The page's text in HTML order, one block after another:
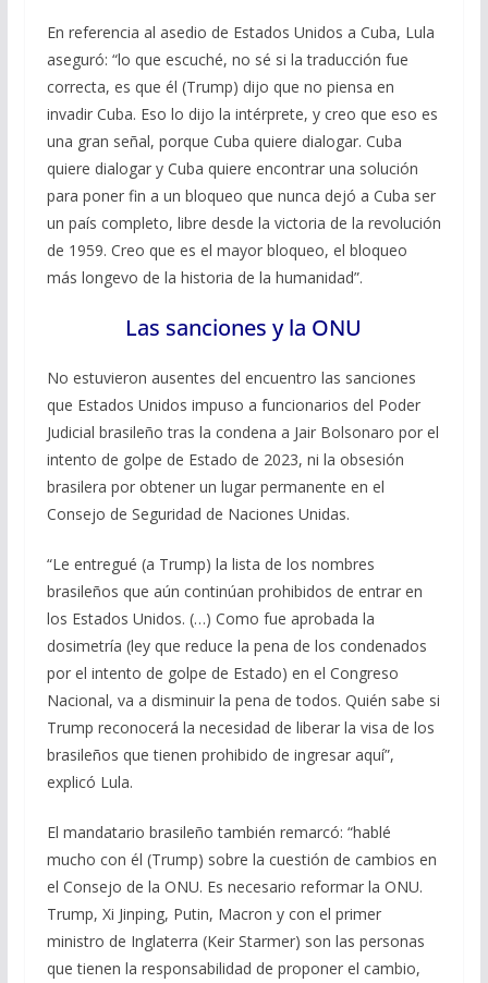
En referencia al asedio de Estados Unidos a Cuba, Lula
aseguró: “lo que escuché, no sé si la traducción fue
correcta, es que él (Trump) dijo que no piensa en
invadir Cuba. Eso lo dijo la intérprete, y creo que eso es
una gran señal, porque Cuba quiere dialogar. Cuba
quiere dialogar y Cuba quiere encontrar una solución
para poner fin a un bloqueo que nunca dejó a Cuba ser
un país completo, libre desde la victoria de la revolución
de 1959. Creo que es el mayor bloqueo, el bloqueo
más longevo de la historia de la humanidad”.
Las sanciones y la ONU
No estuvieron ausentes del encuentro las sanciones
que Estados Unidos impuso a funcionarios del Poder
Judicial brasileño tras la condena a Jair Bolsonaro por el
intento de golpe de Estado de 2023, ni la obsesión
brasilera por obtener un lugar permanente en el
Consejo de Seguridad de Naciones Unidas.
“Le entregué (a Trump) la lista de los nombres
brasileños que aún continúan prohibidos de entrar en
los Estados Unidos. (…) Como fue aprobada la
dosimetría (ley que reduce la pena de los condenados
por el intento de golpe de Estado) en el Congreso
Nacional, va a disminuir la pena de todos. Quién sabe si
Trump reconocerá la necesidad de liberar la visa de los
brasileños que tienen prohibido de ingresar aquí”,
explicó Lula.
El mandatario brasileño también remarcó: “hablé
mucho con él (Trump) sobre la cuestión de cambios en
el Consejo de la ONU. Es necesario reformar la ONU.
Trump, Xi Jinping, Putin, Macron y con el primer
ministro de Inglaterra (Keir Starmer) son las personas
que tienen la responsabilidad de proponer el cambio,